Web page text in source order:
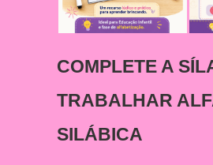
COMPLETE A
TRABALHAR
SILÁBICA